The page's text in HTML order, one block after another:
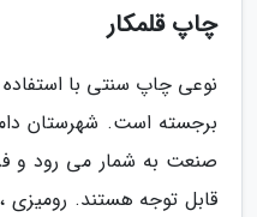
چاپ قلمکار
نوعی چاپ سنتی با
برجسته است. شهرستان
صنعت به شمار می رود و
قابل توجه هستند. رومیزی